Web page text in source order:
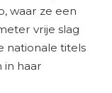
waar ze een
vrije slag
nationale titels
haar